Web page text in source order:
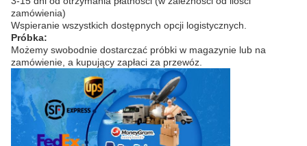
zamówienia)
Wspieranie wszystkich dostępnych opcji logistycznych.
Próbka:
Możemy swobodnie dostarczać próbki w magazynie lub na
zamówienie, a kupujący zapłaci za przewóz.